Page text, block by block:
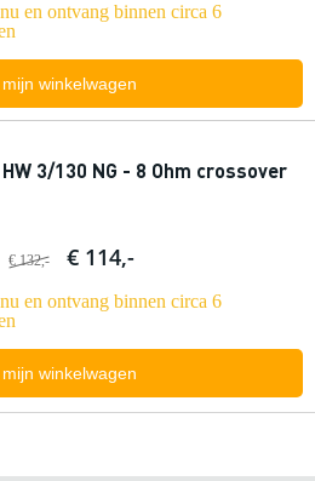
en ontvang binnen circa 6
winkelwagen
3/130 NG - 8 Ohm crossover
€ 132,- € 114,-
en ontvang binnen circa 6
winkelwagen